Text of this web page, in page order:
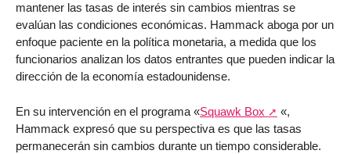
mantener las tasas de interés sin cambios mientras se
evalúan las condiciones económicas. Hammack aboga por un
enfoque paciente en la política monetaria, a medida que los
funcionarios analizan los datos entrantes que pueden indicar la
dirección de la economía estadounidense.
En su intervención en el programa «Squawk Box
«,
Hammack expresó que su perspectiva es que las tasas
permanecerán sin cambios durante un tiempo considerable.